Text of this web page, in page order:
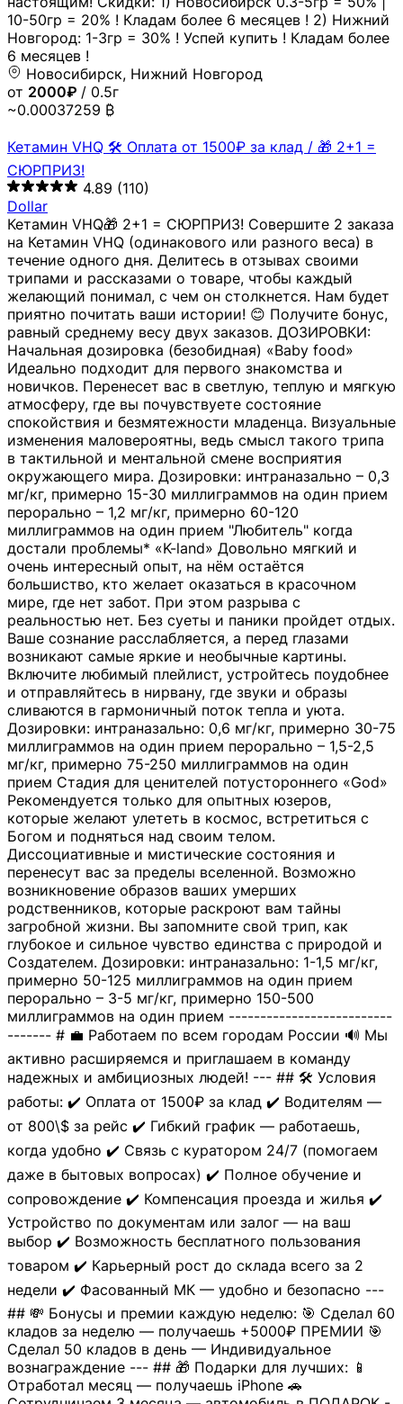
10-50гр = 20% ! Кладам более 6 месяцев ! 2) Нижний
Новгород: 1-3гр = 30% ! Успей купить ! Кладам более
6 месяцев !
Новосибирск, Нижний Новгород
от 2000₽ / 0.5г
~0.00037259 ₿
Кетамин VHQ 🛠 Оплата от 1500₽ за клад / 🎁 2+1 =
СЮРПРИЗ!
4.89 (110)
Dollar
Кетамин VHQ🎁 2+1 = СЮРПРИЗ! Совершите 2 заказа
на Кетамин VHQ (одинакового или разного веса) в
течение одного дня. Делитесь в отзывах своими
трипами и рассказами о товаре, чтобы каждый
желающий понимал, с чем он столкнется. Нам будет
приятно почитать ваши истории! 😊 Получите бонус,
равный среднему весу двух заказов. ДОЗИРОВКИ:
Начальная дозировка (безобидная) «Baby food»
Идеально подходит для первого знакомства и
новичков. Перенесет вас в светлую, теплую и мягкую
атмосферу, где вы почувствуете состояние
спокойствия и безмятежности младенца. Визуальные
изменения маловероятны, ведь смысл такого трипа
в тактильной и ментальной смене восприятия
окружающего мира. Дозировки: интраназально – 0,3
мг/кг, примерно 15-30 миллиграммов на один прием
перорально – 1,2 мг/кг, примерно 60-120
миллиграммов на один прием "Любитель" когда
достали проблемы* «K-land» Довольно мягкий и
очень интересный опыт, на нём остаётся
большиство, кто желает оказаться в красочном
мире, где нет забот. При этом разрыва с
реальностью нет. Без суеты и паники пройдет отдых.
Ваше сознание расслабляется, а перед глазами
возникают самые яркие и необычные картины.
Включите любимый плейлист, устройтесь поудобнее
и отправляйтесь в нирвану, где звуки и образы
сливаются в гармоничный поток тепла и уюта.
Дозировки: интраназально: 0,6 мг/кг, примерно 30-75
миллиграммов на один прием перорально – 1,5-2,5
мг/кг, примерно 75-250 миллиграммов на один
прием Стадия для ценителей потустороннего «God»
Рекомендуется только для опытных юзеров,
которые желают улететь в космос, встретиться с
Богом и подняться над своим телом.
Диссоциативные и мистические состояния и
перенесут вас за пределы вселенной. Возможно
возникновение образов ваших умерших
родственников, которые раскроют вам тайны
загробной жизни. Вы запомните свой трип, как
глубокое и сильное чувство единства с природой и
Создателем. Дозировки: интраназально: 1-1,5 мг/кг,
примерно 50-125 миллиграммов на один прием
перорально – 3-5 мг/кг, примерно 150-500
миллиграммов на один прием --------------------------
------- # 💼 Работаем по всем городам России 🔊 Мы
активно расширяемся и приглашаем в команду
надежных и амбициозных людей! --- ## 🛠 Условия
работы: ✔️ Оплата от 1500₽ за клад ✔️ Водителям —
от 800\$ за рейс ✔️ Гибкий график — работаешь,
когда удобно ✔️ Связь с куратором 24/7 (помогаем
даже в бытовых вопросах) ✔️ Полное обучение и
сопровождение ✔️ Компенсация проезда и жилья ✔️
Устройство по документам или залог — на ваш
выбор ✔️ Возможность бесплатного пользования
товаром ✔️ Карьерный рост до склада всего за 2
недели ✔️ Фасованный МК — удобно и безопасно ---
## 💸 Бонусы и премии каждую неделю: 🎯 Сделал 60
кладов за неделю — получаешь +5000₽ ПРЕМИИ 🎯
Сделал 50 кладов в день — Индивидуальное
вознаграждение --- ## 🎁 Подарки для лучших: 📱
Отработал месяц — получаешь iPhone 🚗